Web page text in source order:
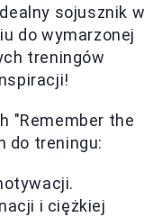
sojusznik w
do wymarzonej
treningów
"Remember the
do treningu:
i ciężkiej